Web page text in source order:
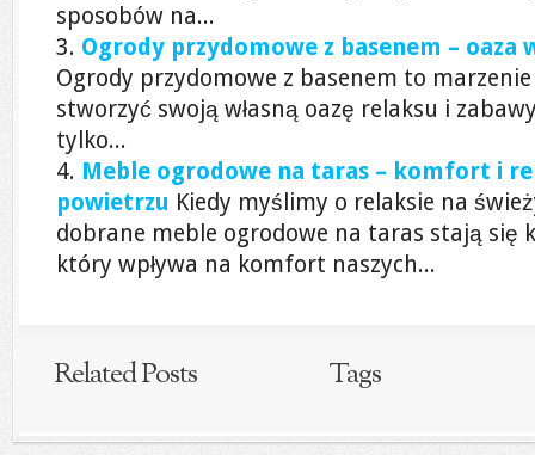
sposobów na...
Ogrody przydomowe z basenem –
Ogrody przydomowe z basenem to
stworzyć swoją własną oazę relaksu i
tylko...
Meble ogrodowe na taras – komfort i
powietrzu Kiedy myślimy o relaksie na
dobrane meble ogrodowe na taras stają się
który wpływa na komfort naszych...
Related Posts Tags